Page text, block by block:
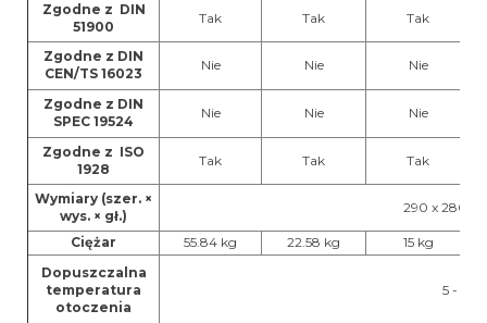
Zgodne z DIN
51900
Tak Tak Tak
Zgodne z DIN
CEN/TS 16023
Nie Nie Nie
Zgodne z DIN
SPEC 19524
Nie Nie Nie
Zgodne z ISO
1928
Tak Tak Tak
Wymiary (szer. ×
wys. × gł.)
290 x 280 x
Ciężar 55.84 kg 22.58 kg
15 kg
Dopuszczalna
temperatura
otoczenia
5 - 40